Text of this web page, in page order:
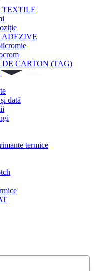
TEXTILE
ADEZIVE
CARTON (TAG)
dată
termice